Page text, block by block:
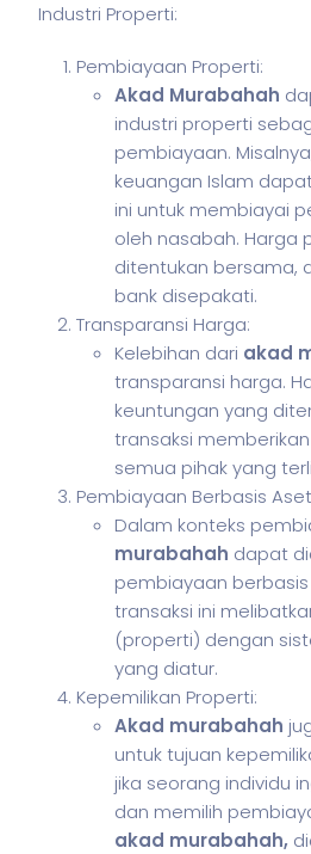
Industri Properti:
Pembiayaan Properti:
Akad Murabahah
industri properti
pembiayaan.
keuangan Islam
ini untuk membiayai
oleh nasabah. Harga
ditentukan bersama,
bank disepakati.
Transparansi Harga:
Kelebihan dari akad
transparansi harga.
keuntungan yang
transaksi
semua pihak yang
Pembiayaan Berbasis
Dalam konteks
murabahah dapat
pembiayaan berbasis
transaksi ini
(properti) dengan
yang diatur.
Kepemilikan Properti:
Akad murabahah
untuk tujuan
jika seorang individu
dan memilih
akad murabahah,